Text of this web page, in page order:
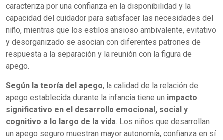
caracteriza por una confianza en la disponibilidad y la
capacidad del cuidador para satisfacer las necesidades del
niño, mientras que los estilos ansioso ambivalente, evitativo
y desorganizado se asocian con diferentes patrones de
respuesta a la separación y la reunión con la figura de
apego.
Según la teoría del apego, la calidad de la relación de
apego establecida durante la infancia tiene un impacto
significativo en el desarrollo emocional, social y
cognitivo a lo largo de la vida. Los niños que desarrollan
un apego seguro muestran mayor autonomía, confianza en sí